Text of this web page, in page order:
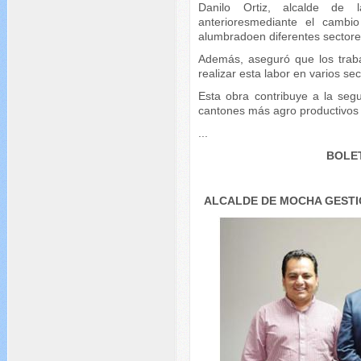
Danilo Ortiz, alcalde de
anterioresmediante el
alumbradoen diferentes
Además, aseguró que los
realizar esta labor en varios
Esta obra contribuye a la
cantones más agro
ALCALDE DE MOCHA